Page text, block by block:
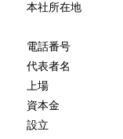
本社所在地
電話番号
代表者名
上場
資本金
設立